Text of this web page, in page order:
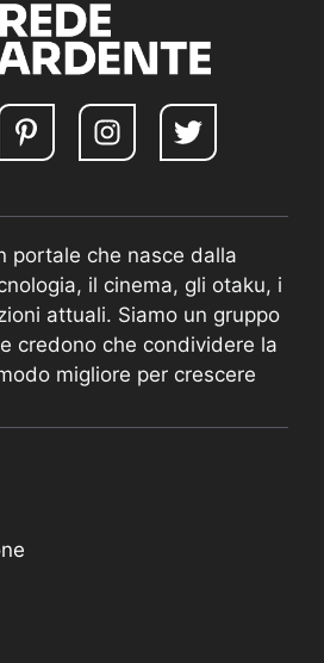
portale che nasce dalla
il cinema, gli otaku, i
attuali. Siamo un gruppo
credono che condividere la
migliore per crescere